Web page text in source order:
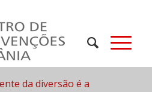
da diversão é a